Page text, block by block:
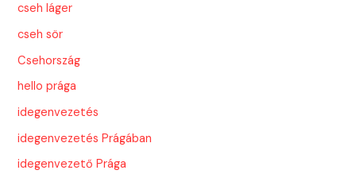
cseh láger
cseh sör
Csehország
hello prága
idegenvezetés
idegenvezetés Prágában
idegenvezető Prága